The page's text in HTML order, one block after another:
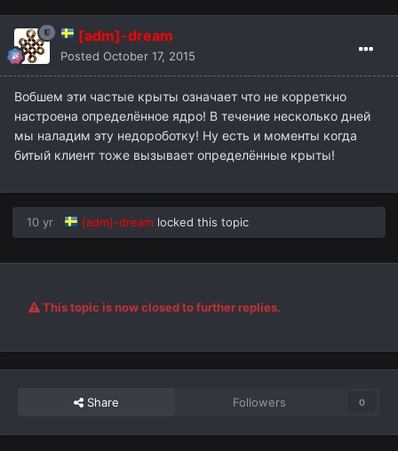
[adm]-dream
Posted October 17, 2015
Вобшем эти частые крыты означает что не корреткно
настроена определённое ядро! В течение несколько дней
мы наладим эту недороботку! Ну есть и моменты когда
битый клиент тоже вызывает определённые крыты!
10 yr [adm]-dream locked this topic
This topic is now closed to further replies.
Share Followers 0